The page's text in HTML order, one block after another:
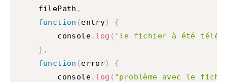
    filePath
,
function ( entry)
{
        console
. log ( 'le fichier à été
} ,
function ( error)
{
        console
. log ( "problème avec le